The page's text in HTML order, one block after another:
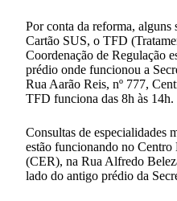
Por conta da reforma, alguns
Cartão SUS, o TFD
Coordenação de Regulação
prédio onde funcionou a
Rua Aarão Reis, nº 777,
TFD funciona das 8h às 14h.
Consultas de especialidades
estão funcionando no
(CER), na Rua Alfredo
lado do antigo prédio da